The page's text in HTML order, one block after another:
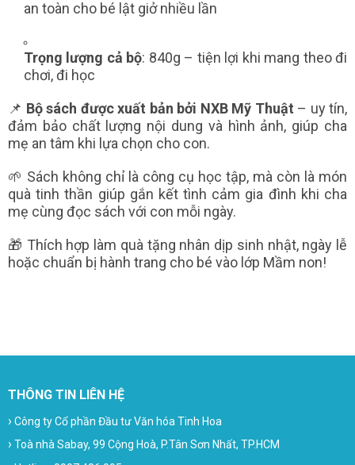
an toàn cho bé lật giở nhiều lần
Trọng lượng cả bộ: 840g – tiện lợi khi mang theo đi
chơi, đi học
📌 Bộ sách được xuất bản bởi NXB Mỹ Thuật – uy tín,
đảm bảo chất lượng nội dung và hình ảnh, giúp cha
mẹ an tâm khi lựa chọn cho con.
🌱 Sách không chỉ là công cụ học tập, mà còn là món
quà tinh thần giúp gắn kết tình cảm gia đình khi cha
mẹ cùng đọc sách với con mỗi ngày.
🎁 Thích hợp làm quà tặng nhân dịp sinh nhật, ngày lễ
hoặc chuẩn bị hành trang cho bé vào lớp Mầm non!
THÔNG TIN LIÊN HỆ
› Công ty Cổ phần Đầu tư Văn hóa Tinh Hoa
› Toà nhà Sabay, 99 Cộng Hoà, P.Tân Sơn Nhất, TP.HCM